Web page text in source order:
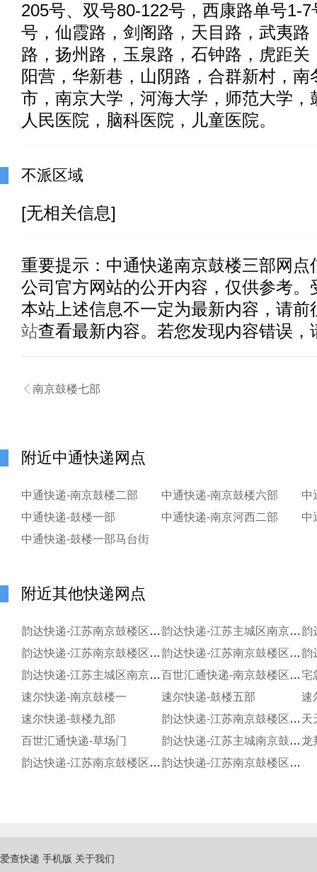
205号、双号80-122号，西康路单号1-
号，仙霞路，剑阁路，天目路，武夷路
路，扬州路，玉泉路，石钟路，虎距关
阳营，华新巷，山阴路，合群新村，南
市，南京大学，河海大学，师范大学，
人民医院，脑科医院，儿童医院。
不派区域
[无相关信息]
重要提示： 中通快递南京鼓楼三部网点
公司官方网站的公开内容，仅供参考。
本站上述信息不一定为最新内容，请前
站查看最新内容。若您发现内容错误，
 南京鼓楼七部
附近中通快递网点
中通快递-南京鼓楼二部 中通快递-南京鼓楼六部
中
中通快递-鼓楼一部
中通快递-南京河西二部
中
中通快递-鼓楼一部马台街
附近其他快递网点
韵达快递-江苏南京鼓楼区四部 韵达快递-江苏主城区南京鼓楼河西二服务部韵
韵达快递-江苏南京鼓楼区五部
韵达快递-江苏南京鼓楼区一部
韵达快递-江苏主城区南京鼓楼下关三服务部
百世汇通快递-南京鼓楼区六部宅
速尔快递-南京鼓楼一
速尔快递-鼓楼五部
速
速尔快递-鼓楼九部
韵达快递-江苏南京鼓楼区后宰门 天
百世汇通快递-草场门
韵达快递-江苏主城南京鼓楼河西二服务部金湾寄存点 龙
韵达快递-江苏南京鼓楼区四部紫峰大厦寄存点
韵达快递-江苏南京鼓楼区四部裴家桥寄存分部
爱查快递 手机版 关于我们